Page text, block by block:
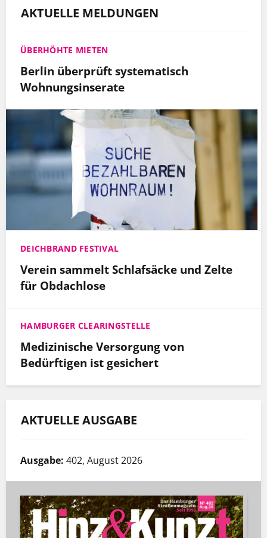
AKTUELLE MELDUNGEN
ÜBERHÖHTE MIETEN
Berlin überprüft systematisch
Wohnungsinserate
DEICHBRAND FESTIVAL
Verein sammelt Schlafsäcke und Zelte
für Obdachlose
HAMBURGER CLEARINGSTELLE
Medizinische Versorgung von
Bedürftigen ist gesichert
AKTUELLE AUSGABE
Ausgabe: 402, August 2026